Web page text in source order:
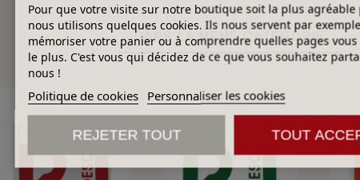
DANS LA MÊME CATÉGORIE
Pour que votre visite sur notre boutique soit la plus agréable
nous utilisons quelques cookies. Ils nous servent par
mémoriser votre panier ou à comprendre quelles pages
le plus. C'est vous qui décidez de ce que vous souhaitez
nous !
Politique de cookies Personnaliser les cookies
REJETER TOUT TOUT